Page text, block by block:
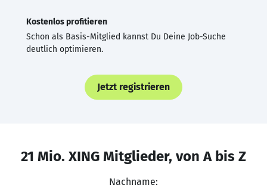
Kostenlos profitieren
Schon als Basis-Mitglied kannst Du Deine Job-Suche
deutlich optimieren.
Jetzt registrieren
21 Mio. XING Mitglieder, von A bis Z
Nachname: